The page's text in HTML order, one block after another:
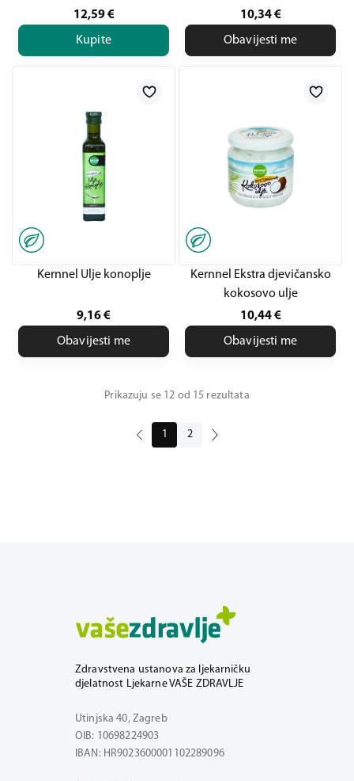
12,59 €
Kupite
10,34 €
Obavijesti me
Kernnel Ulje konoplje
9,16€
Obavijesti me
Kernnel Ekstra djevičansko
kokosovo ulje
10,44 €
Obavijesti me
Prikazuju se 12 od 15 rezultata
1 2
Zdravstvena ustanova za ljekarničku
djelatnost Ljekarne VAŠE ZDRAVLJE
Utinjska 40, Zagreb
OIB: 10698224903
IBAN: HR9023600001102289096